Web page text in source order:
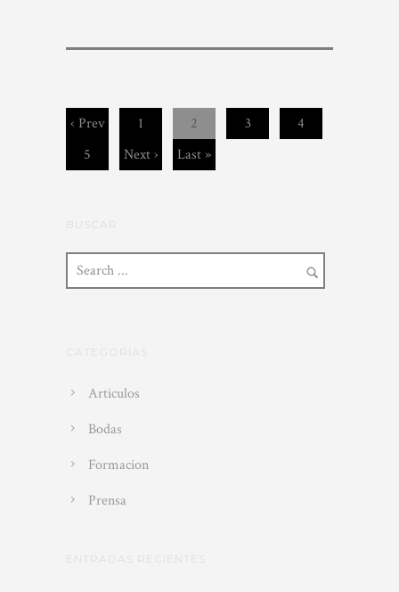
‹ Prev 1 2 3
4
5
Next › Last »
Articulos
Bodas
Formacion
Prensa